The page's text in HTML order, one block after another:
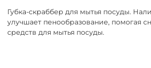
Губка-скраббер для мытья посуды.
улучшает пенообразование, помогая
средств для мытья посуды.